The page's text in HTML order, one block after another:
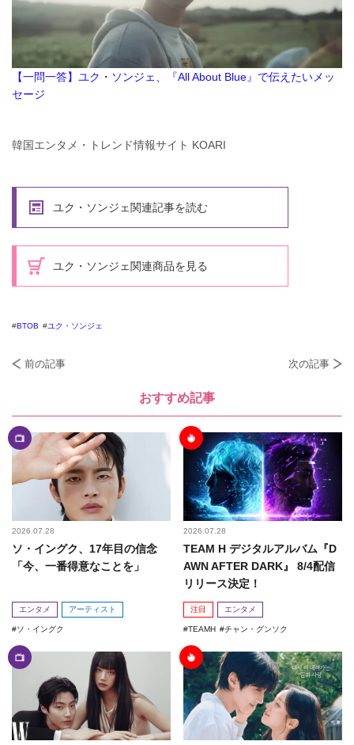
【一問一答】ユク・ソンジェ、『All About Blue』で伝えたいメッ
セージ
韓国エンタメ・トレンド情報サイト KOARI
ユク・ソンジェ関連記事を読む
ユク・ソンジェ関連商品を見る
BTOB ユク・ソンジェ
前の記事 次の記事
おすすめ記事
2026.07.28
ソ・イングク、17年目の信念
「今、一番得意なことを」
エンタメ アーティスト
ソ・イングク
2026.07.28
TEAM H デジタルアルバム『D
AWN AFTER DARK』 8/4配信
リリース決定！
注目 エンタメ
TEAMH チャン・グンソク